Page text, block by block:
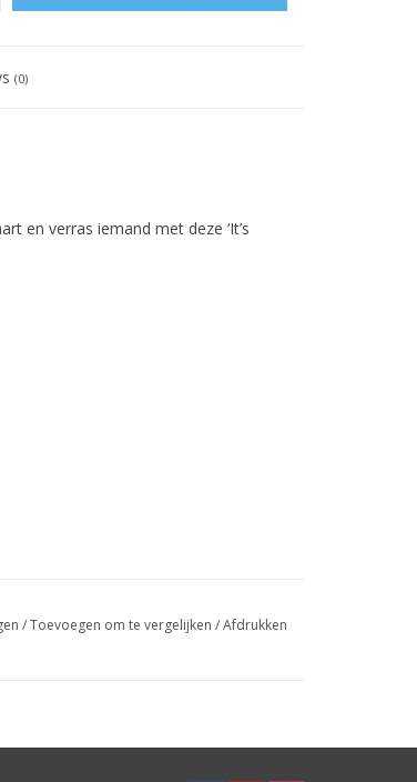
(0)
en verras iemand met deze ‘It’s
/Toevoegen om te vergelijken /Afdrukken